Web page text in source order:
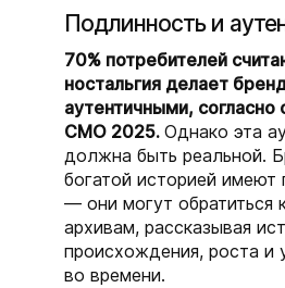
Подлинность и
70% потребителей
ностальгия делает
аутентичными,
CMO 2025. Однако эта
должна быть реальной.
богатой историей имеют
— они могут обратиться
архивам, рассказывая
происхождения, роста и
во времени.